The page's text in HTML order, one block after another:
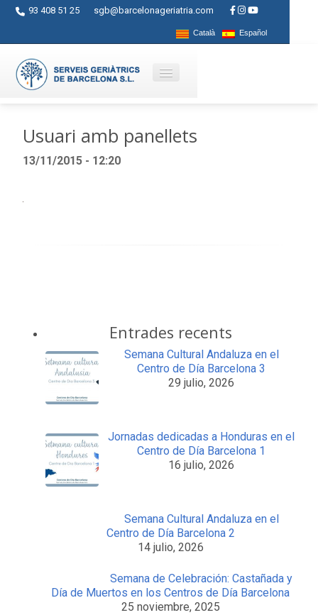
93 408 51 25 sgb@barcelonageriatria.com
Català Español
Servicios
Usuari amb panellets
13/11/2015 - 12:20
Entrades recents
Semana Cultural Andaluza en el
Centro de Día Barcelona 3
29 julio, 2026
Jornadas dedicadas a Honduras en el
Centro de Día Barcelona 1
16 julio, 2026
Semana Cultural Andaluza en el
Centro de Día Barcelona 2
14 julio, 2026
Semana de Celebración: Castañada y
Día de Muertos en los Centros de Día Barcelona
25 noviembre, 2025